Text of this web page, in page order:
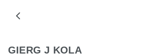
GIERG J KOLA